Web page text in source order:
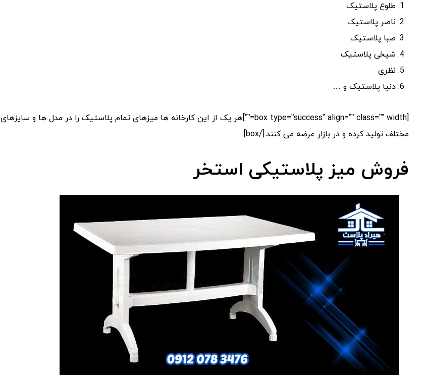
طلوع پلاستیک
ناصر پلاستیک
صبا پلاستیک
شیخی پلاستیک
نظری
دنیا پلاستیک و …
[box type=”success” align=”” class=”” width=””]هر یک از این کارخانه ها میزهای تمام پلاستیک را در مدل ها و سایزهای
مختلف تولید کرده و در بازار عرضه می کنند.[/box]
فروش میز پلاستیکی استخر